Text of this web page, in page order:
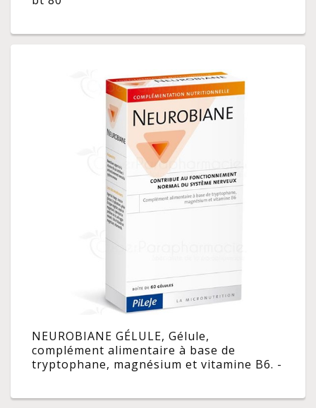
NEUROBIANE GÉLULE, Gélule,
complément alimentaire à base de
tryptophane, magnésium et vitamine B6. -